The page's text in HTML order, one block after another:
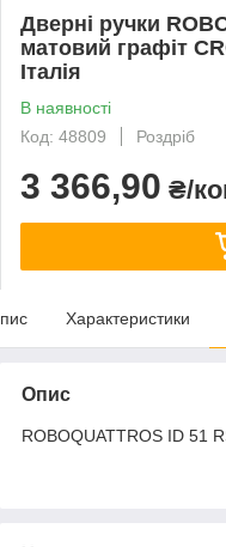
Дверні ручки
матовий графіт
Італія
В наявності
Код: 48809
Роздріб
3 366,90 ₴/
Характеристики
Опис
ROBOQUATTROS ID 51